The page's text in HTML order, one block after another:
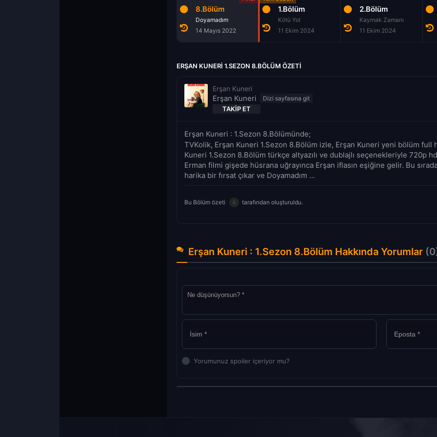
8.Bölüm
Doyamadım
14 Mayıs 2022
1.Bölüm
Kötü Yol
11 Ekim 2024
2.Bölüm
Kaymak Zamanı
11 Ekim 2024
ERŞAN KUNERI 1.SEZON 8.BÖLÜM ÖZETI
Erşan Kuneri
Erşan Kuneri
TAKIP ET
Erşan Kuneri : 1.Sezon 8.Bölümünde;
TVKolik, Erşan Kuneri 1.Sezon 8.Bölüm izle, Erşan Kuneri yeni bölüm full
Kuneri 1.Sezon 8.Bölüm türkçe altyazılı ve dublajlı seçenekleriyle 720p
Erman filmi gişede hüsrana uğrayınca Erşan iflasın eşiğine gelir. Bu sırada
harika bir fırsat çıkar ve Doyamadım ...
Bu Bölüm özeti tarafından oluşturuldu.
Erşan Kuneri : 1.Sezon 8.Bölüm Hakkında Yorumlar
Yorumunuz spoiler içeriyor mu?